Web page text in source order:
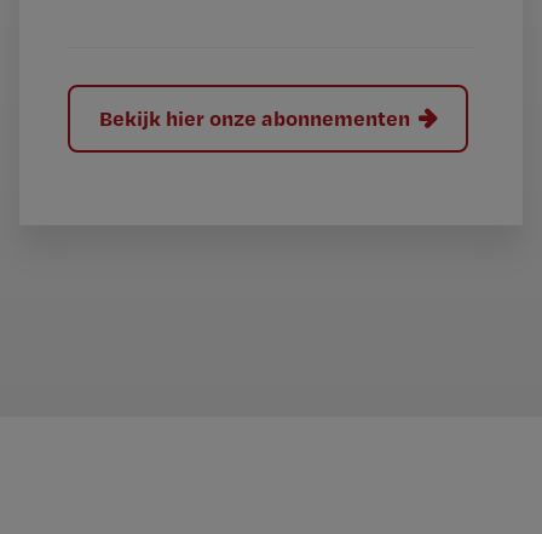
Bekijk hier onze abonnementen